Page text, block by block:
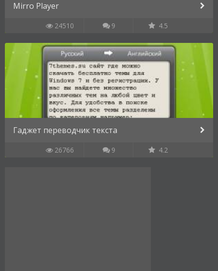
Mirro Player
24510 9 4.5
Гаджет переводчик текста
26766 9 4.2